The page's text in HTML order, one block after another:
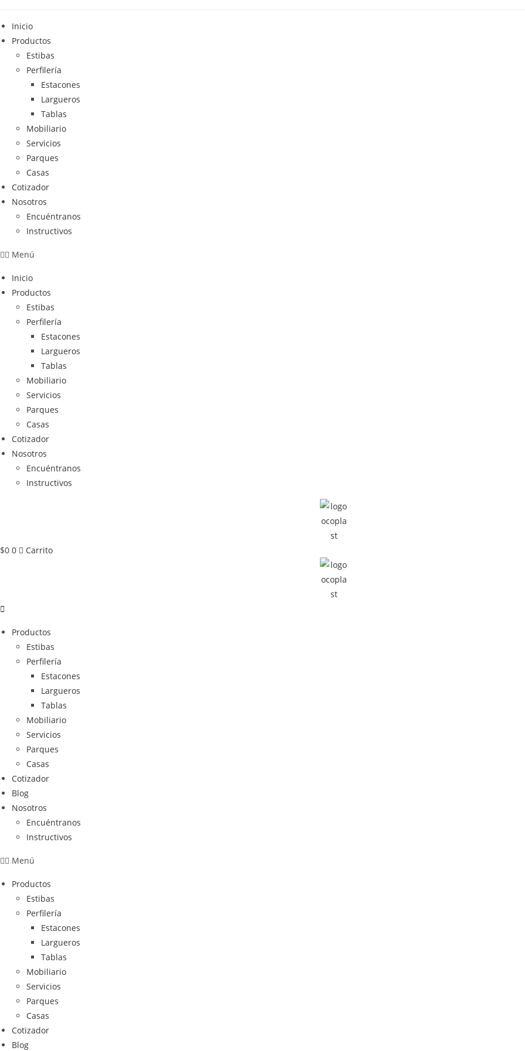
contenido
Inicio
Productos
Estibas
Perfilería
Estacones
Largueros
Tablas
Mobiliario
Servicios
Parques
Casas
Cotizador
Nosotros
Encuéntranos
Instructivos
Menú
Inicio
Productos
Estibas
Perfilería
Estacones
Largueros
Tablas
Mobiliario
Servicios
Parques
Casas
Cotizador
Nosotros
Encuéntranos
Instructivos
$0 0 Carrito
Productos
Estibas
Perfilería
Estacones
Largueros
Tablas
Mobiliario
Servicios
Parques
Casas
Cotizador
Blog
Nosotros
Encuéntranos
Instructivos
Menú
Productos
Estibas
Perfilería
Estacones
Largueros
Tablas
Mobiliario
Servicios
Parques
Casas
Cotizador
Blog